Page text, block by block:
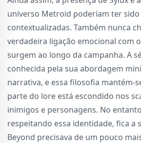
universo Metroid poderiam ter
contextualizadas. Também nunca
verdadeira ligação emocional com
surgem ao longo da campanha. A
conhecida pela sua abordagem
narrativa, e essa filosofia mantém-
parte do lore está escondido nos
inimigos e personagens. No
respeitando essa identidade, fica a
Beyond precisava de um pouco